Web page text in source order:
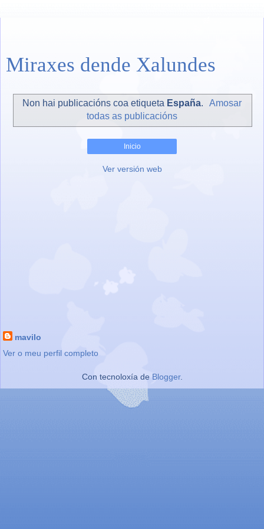
Miraxes dende Xalundes
Non hai publicacións coa etiqueta España.
Amosar
todas as publicacións
Inicio
Ver versión web
mavilo
Ver o meu perfil completo
Con tecnoloxía de Blogger.